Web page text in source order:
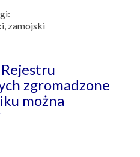
zamojski
zgromadzone
można